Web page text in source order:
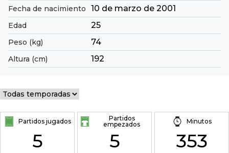
Fecha de nacimiento 10 de marzo de 2001
Edad 25
Peso (kg) 74
Altura (cm) 192
Partidos jugados
5
Partidos
empezados
5
Minutos
353